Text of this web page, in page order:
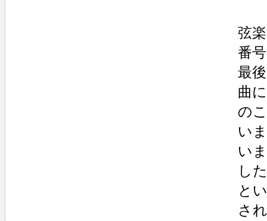
弦
番
最
曲
の
い
い
し
と
さ